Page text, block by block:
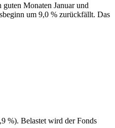
Monaten Januar und
um 9,0 % zurückfällt. Das
%). Belastet wird der Fonds